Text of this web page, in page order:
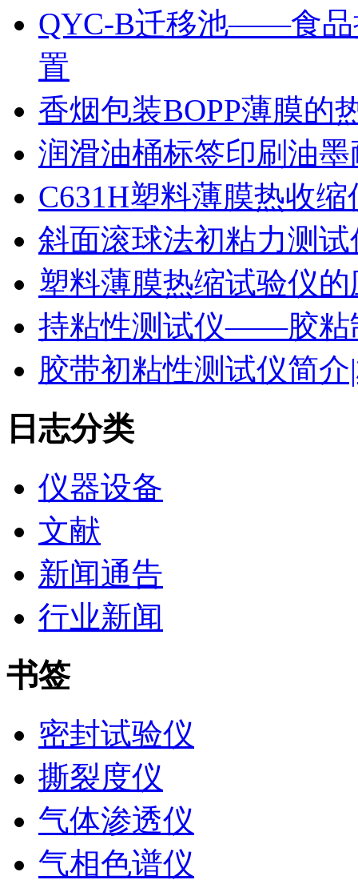
QYC-B迁移池——食品
置
香烟包装BOPP薄膜的
润滑油桶标签印刷油
C631H塑料薄膜热收
斜面滚球法初粘力测
塑料薄膜热缩试验仪
持粘性测试仪——胶粘
胶带初粘性测试仪简
日志分类
仪器设备
文献
新闻通告
行业新闻
书签
密封试验仪
撕裂度仪
气体渗透仪
气相色谱仪